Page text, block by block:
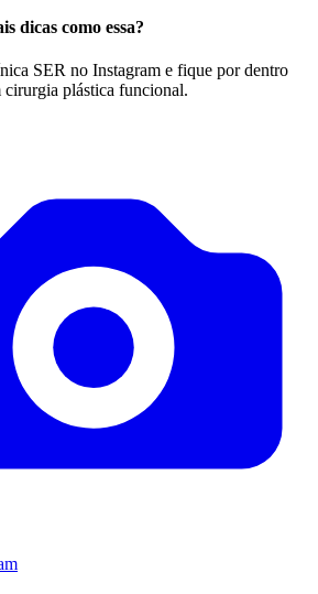
dicas como essa?
SER no Instagram e fique por dentro
cirurgia plástica funcional.